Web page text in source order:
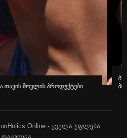
კინოეკრანებზე “ეშმაკს აცვია
Online - ყველა უფლება